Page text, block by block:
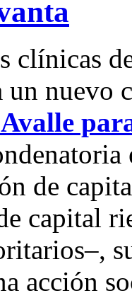
clínicas
un nuevo
de
capital
acción